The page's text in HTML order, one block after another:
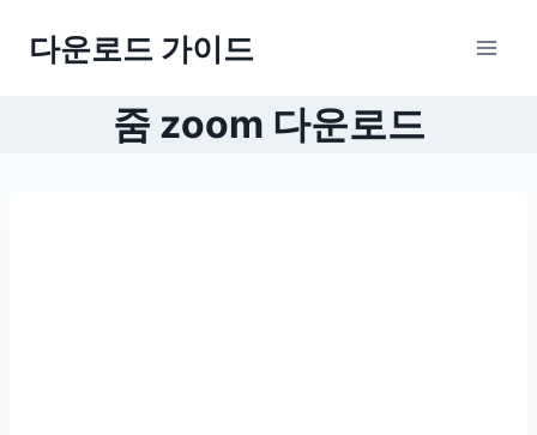
다운로드 가이드
줌 zoom 다운로드